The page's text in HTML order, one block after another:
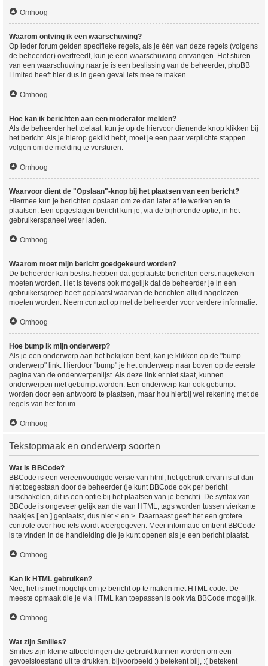
Omhoog
Waarom ontving ik een waarschuwing?
Op ieder forum gelden specifieke regels, als je één van deze regels (volgens
de beheerder) overtreedt, kun je een waarschuwing ontvangen. Het sturen
van een waarschuwing naar je is een beslissing van de beheerder, phpBB
Limited heeft hier dus in geen geval iets mee te maken.
Omhoog
Hoe kan ik berichten aan een moderator melden?
Als de beheerder het toelaat, kun je op de hiervoor dienende knop klikken bij
het bericht. Als je hierop geklikt hebt, moet je een paar verplichte stappen
volgen om de melding te versturen.
Omhoog
Waarvoor dient de "Opslaan"-knop bij het plaatsen van een bericht?
Hiermee kun je berichten opslaan om ze dan later af te werken en te
plaatsen. Een opgeslagen bericht kun je, via de bijhorende optie, in het
gebruikerspaneel weer laden.
Omhoog
Waarom moet mijn bericht goedgekeurd worden?
De beheerder kan beslist hebben dat geplaatste berichten eerst nagekeken
moeten worden. Het is tevens ook mogelijk dat de beheerder je in een
gebruikersgroep heeft geplaatst waarvan de berichten altijd nagelezen
moeten worden. Neem contact op met de beheerder voor verdere informatie.
Omhoog
Hoe bump ik mijn onderwerp?
Als je een onderwerp aan het bekijken bent, kan je klikken op de "bump
onderwerp" link. Hierdoor "bump" je het onderwerp naar boven op de eerste
pagina van de onderwerpenlijst. Als deze link er niet staat, kunnen
onderwerpen niet gebumpt worden. Een onderwerp kan ook gebumpt
worden door een antwoord te plaatsen, maar hou hierbij wel rekening met de
regels van het forum.
Omhoog
Tekstopmaak en onderwerp soorten
Wat is BBCode?
BBCode is een vereenvoudigde versie van html, het gebruik ervan is al dan
niet toegestaan door de beheerder (je kunt BBCode ook per bericht
uitschakelen, dit is een optie bij het plaatsen van je bericht). De syntax van
BBCode is ongeveer gelijk aan die van HTML, tags worden tussen vierkante
haakjes [ en ] geplaatst, dus niet < en >. Daarnaast geeft het een grotere
controle over hoe iets wordt weergegeven. Meer informatie omtrent BBCode
is te vinden in de handleiding die je kunt openen als je een bericht plaatst.
Omhoog
Kan ik HTML gebruiken?
Nee, het is niet mogelijk om je bericht op te maken met HTML code. De
meeste opmaak die je via HTML kan toepassen is ook via BBCode mogelijk.
Omhoog
Wat zijn Smilies?
Smilies zijn kleine afbeeldingen die gebruikt kunnen worden om een
gevoelstoestand uit te drukken, bijvoorbeeld :) betekent blij, :( betekent